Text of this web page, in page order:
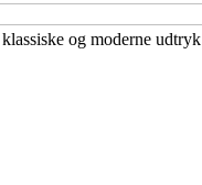
og moderne udtryk